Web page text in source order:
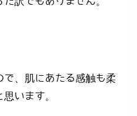
、肌にあたる感触も柔
います。